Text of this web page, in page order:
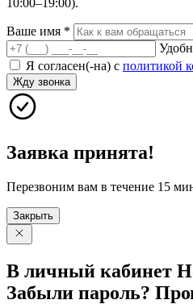
10:00–19:00).
Ваше имя *
Я согласен(-на) с политикой
Жду звонка
Заявка принята!
Перезвоним вам в течение 15
Закрыть
В личный кабинет
Забыли пароль?